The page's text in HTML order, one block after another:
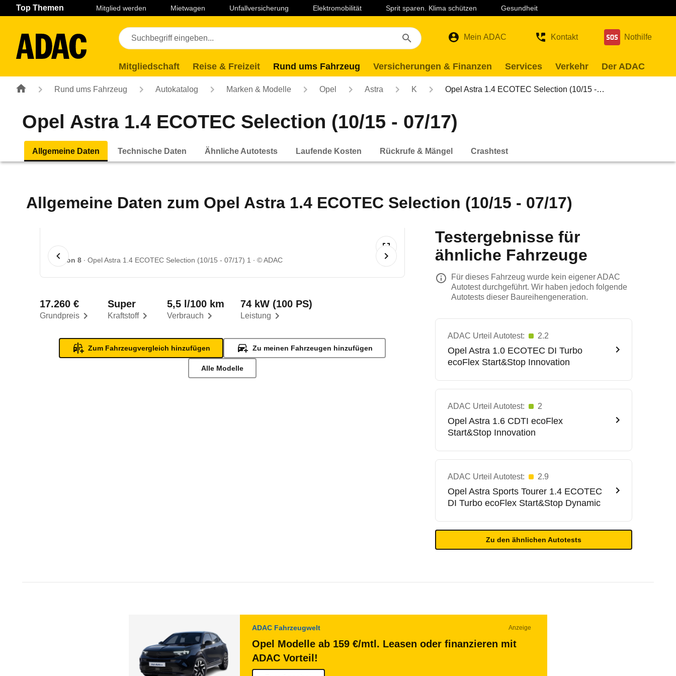
Navigation Seiteninhalt Fußzeile
Top Themen Mitglied werden Mietwagen Unfallversicherung Elektromobilität Sprit sparen. Klima schützen Gesundheit
Mein ADAC Kontakt Nothilfe
Mitgliedschaft Reise & Freizeit Rund ums Fahrzeug Versicherungen & Finanzen Services Verkehr Der ADAC
Rund ums Fahrzeug Autokatalog Marken & Modelle Opel Astra K Opel Astra 1.4 ECOTEC Selection (10/15 -…
Opel Astra 1.4 ECOTEC Selection (10/15 - 07/17)
Allgemeine Daten Technische Daten Ähnliche Autotests Laufende Kosten Rückrufe & Mängel Crashtest
Allgemeine Daten zum Opel Astra 1.4 ECOTEC Selection (10/15 - 07/17)
1 von 8 Opel Astra 1.4 ECOTEC Selection (10/15 - 07/17) 1 © ADAC
Grundpreis
17.260 €
Kraftstoff
Super
Verbrauch
5,5 l/100 km
Leistung
74 kW (100 PS)
Zum Fahrzeugvergleich hinzufügen Zu meinen Fahrzeugen hinzufügen
Alle Modelle
Testergebnisse für
ähnliche Fahrzeuge
Für dieses Fahrzeug wurde kein eigener ADAC
Autotest durchgeführt. Wir haben jedoch folgende
Autotests dieser Baureihengeneration.
ADAC Urteil Autotest: 2.2
Opel Astra 1.0 ECOTEC DI Turbo
ecoFlex Start&Stop Innovation
ADAC Urteil Autotest: 2
Opel Astra 1.6 CDTI ecoFlex
Start&Stop Innovation
ADAC Urteil Autotest: 2.9
Opel Astra Sports Tourer 1.4 ECOTEC
DI Turbo ecoFlex Start&Stop Dynamic
Zu den ähnlichen Autotests
ADAC Fahrzeugwelt Anzeige
Opel Modelle ab 159 €/mtl. Leasen oder finanzieren mit
ADAC Vorteil!